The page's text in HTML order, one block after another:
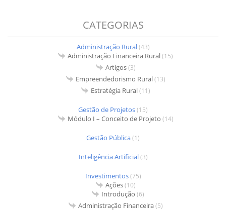
CATEGORIAS
Administração Rural(43)
Administração Financeira Rural(15)
Artigos(3)
Empreendedorismo Rural(13)
Estratégia Rural(11)
Gestão de Projetos(15)
Módulo I – Conceito de Projeto (14)
Gestão Pública(1)
Inteligência Artificial(3)
Investimentos(75)
Ações(10)
Introdução (6)
Administração Financeira(5)